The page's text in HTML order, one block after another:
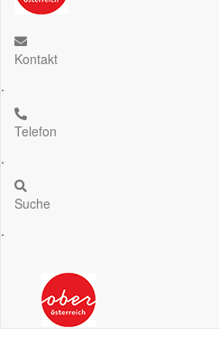
Kontakt
.
Telefon
.
Suche
.